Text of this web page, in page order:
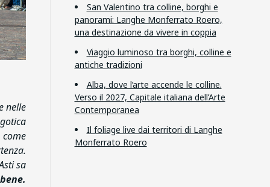
nelle
come
sa
San Valentino tra colline, borghi e
panorami: Langhe Monferrato Roero,
una destinazione da vivere in coppia
Viaggio luminoso tra borghi, colline e
antiche tradizioni
Alba, dove l’arte accende le colline.
Verso il 2027, Capitale italiana dell’Arte
Contemporanea
Il foliage live dai territori di Langhe
Monferrato Roero